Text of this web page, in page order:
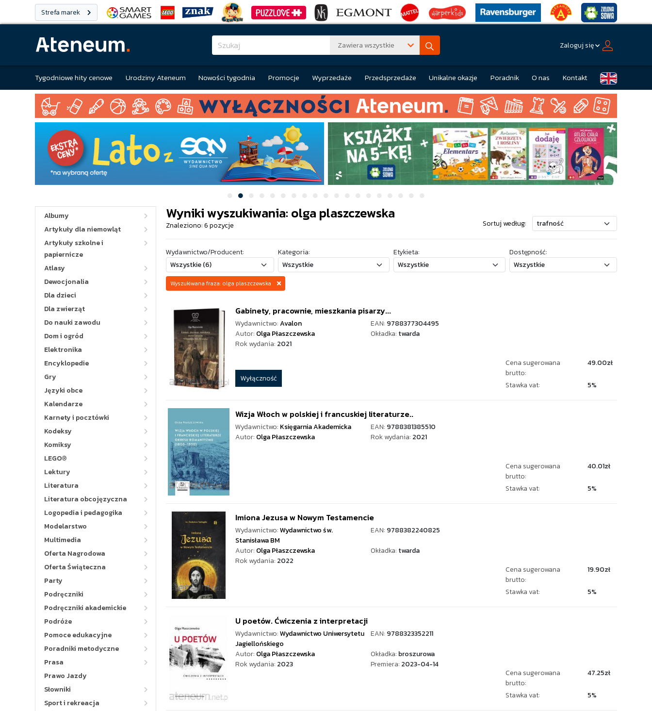
Strefa marek
Zawiera wszystkie Zaloguj się
Tygodniowe hity cenowe Urodziny Ateneum Nowości tygodnia Promocje Wyprzedaże Przedsprzedaże Unikalne okazje Poradnik O nas Kontakt
Albumy
Artykuły dla niemowląt
Artykuły szkolne i
papiernicze
Atlasy
Dewocjonalia
Dla dzieci
Dla zwierząt
Do nauki zawodu
Dom i ogród
Elektronika
Encyklopedie
Gry
Języki obce
Kalendarze
Karnety i pocztówki
Kodeksy
Komiksy
LEGO®
Lektury
Literatura
Literatura obcojęzyczna
Logopedia i pedagogika
Modelarstwo
Multimedia
Oferta Nagrodowa
Oferta Świąteczna
Party
Podręczniki
Podręczniki akademickie
Podróże
Pomoce edukacyjne
Poradniki metodyczne
Prasa
Prawo Jazdy
Słowniki
Sport i rekreacja
Wyniki wyszukiwania: olga plaszczewska
Znaleziono: 6 pozycje Sortuj według:
Wydawnictwo/Producent: Kategoria: Etykieta: Dostępność:
Wyszukiwana fraza: olga plaszczewska
Gabinety, pracownie, mieszkania pisarzy...
Wydawnictwo:Avalon EAN: 9788377304495
Autor: Olga Płaszczewska Okładka: twarda
Rok wydania: 2021
Wyłączność
Cena sugerowana
brutto:
49.00zł
Stawka vat: 5%
Wizja Włoch w polskiej i francuskiej literaturze..
Wydawnictwo: Księgarnia Akademicka EAN: 9788381385510
Autor: Olga Płaszczewska Rok wydania: 2021
Cena sugerowana
brutto:
40.01zł
Stawka vat: 5%
Imiona Jezusa w Nowym Testamencie
Wydawnictwo:Wydawnictwo św.
Stanisława BM
EAN: 9788382240825
Autor: Olga Płaszczewska Okładka: twarda
Rok wydania: 2022
Cena sugerowana
brutto:
19.90zł
Stawka vat: 5%
U poetów. Ćwiczenia z interpretacji
Wydawnictwo:Wydawnictwo Uniwersytetu
Jagiellońskiego
EAN: 9788323352211
Autor: Olga Płaszczewska Okładka: broszurowa
Rok wydania: 2023 Premiera: 2023-04-14
Cena sugerowana
brutto:
47.25zł
Stawka vat: 5%